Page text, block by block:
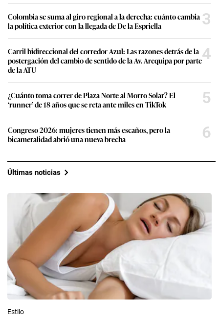
Colombia se suma al giro regional a la derecha: cuánto cambia
la política exterior con la llegada de De la Espriella
3
Carril bidireccional del corredor Azul: Las razones detrás de la
postergación del cambio de sentido de la Av. Arequipa por parte
de la ATU
4
¿Cuánto toma correr de Plaza Norte al Morro Solar? El
‘runner’ de 18 años que se reta ante miles en TikTok
5
Congreso 2026: mujeres tienen más escaños, pero la
bicameralidad abrió una nueva brecha
6
Últimas noticias
Estilo